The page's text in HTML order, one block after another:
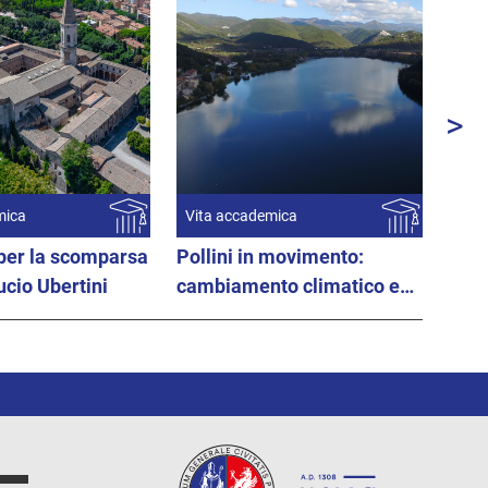
la scomparsa
Ubertini
Vita accademica
Pollini in movimento:
cambiamento climatico e
biodiversità
>